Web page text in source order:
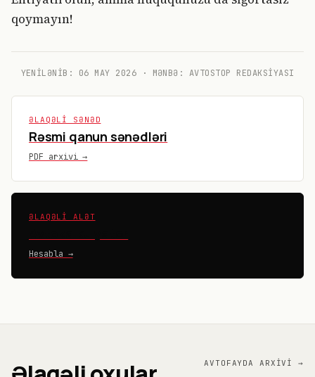
qoymayın!
YENILƏNIB: 06 MAY 2026 · MƏNBƏ: AVTOSTOP REDAKSIYASI
ƏLAQƏLI SƏNƏD
Rəsmi qanun sənədləri
PDF arxivi →
ƏLAQƏLI ALƏT
Hesabla →
AVTO FAYDA ARXIVI →